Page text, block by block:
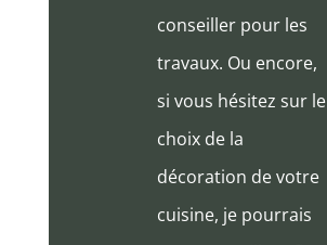
conseiller pour les
travaux. Ou encore,
si vous hésitez sur le
choix de la
décoration de votre
cuisine, je pourrais